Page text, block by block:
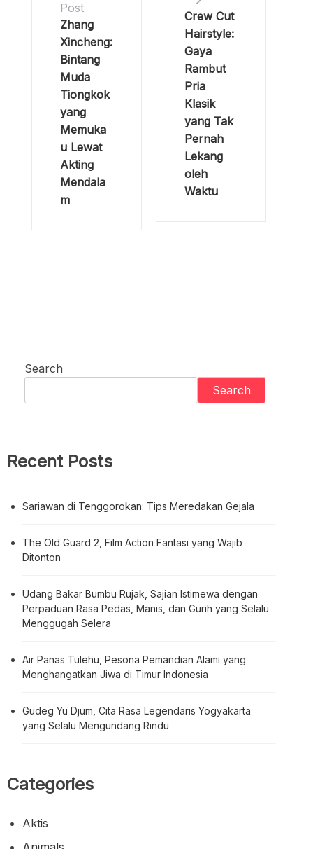
Post
Zhang
Xincheng:
Bintang
Muda
Tiongkok
yang
Memuka
u Lewat
Akting
Mendala
m
Crew Cut
Hairstyle:
Gaya
Rambut
Pria
Klasik
yang Tak
Pernah
Lekang
oleh
Waktu
Search
Search
Recent Posts
Sariawan di Tenggorokan: Tips Meredakan Gejala
The Old Guard 2, Film Action Fantasi yang Wajib
Ditonton
Udang Bakar Bumbu Rujak, Sajian Istimewa dengan
Perpaduan Rasa Pedas, Manis, dan Gurih yang Selalu
Menggugah Selera
Air Panas Tulehu, Pesona Pemandian Alami yang
Menghangatkan Jiwa di Timur Indonesia
Gudeg Yu Djum, Cita Rasa Legendaris Yogyakarta
yang Selalu Mengundang Rindu
Categories
Aktis